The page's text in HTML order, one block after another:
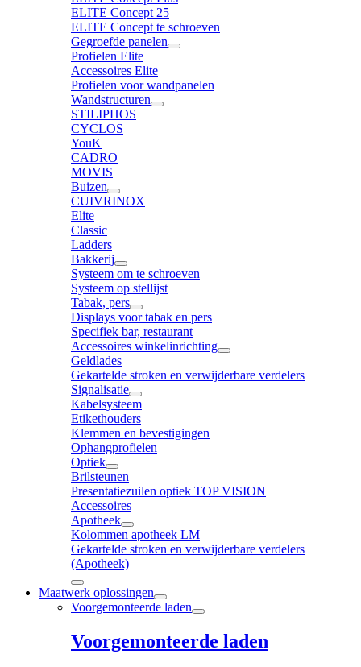
ELITE Concept 25
ELITE Concept te schroeven
Gegroefde panelen
Profielen Elite
Accessoires Elite
Profielen voor wandpanelen
Wandstructuren
STILIPHOS
CYCLOS
YouK
CADRO
MOVIS
Buizen
CUIVRINOX
Elite
Classic
Ladders
Bakkerij
Systeem om te schroeven
Systeem op stellijst
Tabak, pers
Displays voor tabak en pers
Specifiek bar, restaurant
Accessoires winkelinrichting
Geldlades
Gekartelde stroken en verwijderbare verdelers
Signalisatie
Kabelsysteem
Etikethouders
Klemmen en bevestigingen
Ophangprofielen
Optiek
Brilsteunen
Presentatiezuilen optiek TOP VISION
Accessoires
Apotheek
Kolommen apotheek LM
Gekartelde stroken en verwijderbare verdelers
(Apotheek)
Maatwerk oplossingen
Voorgemonteerde laden
Voorgemonteerde laden